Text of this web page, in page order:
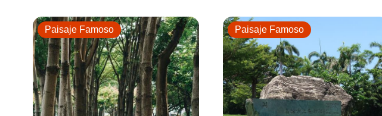
Paisaje Famoso Paisaje Famoso